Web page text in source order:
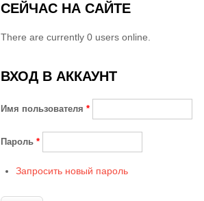
СЕЙЧАС НА САЙТЕ
There are currently 0 users online.
ВХОД В АККАУНТ
Имя пользователя *
Пароль *
Запросить новый пароль